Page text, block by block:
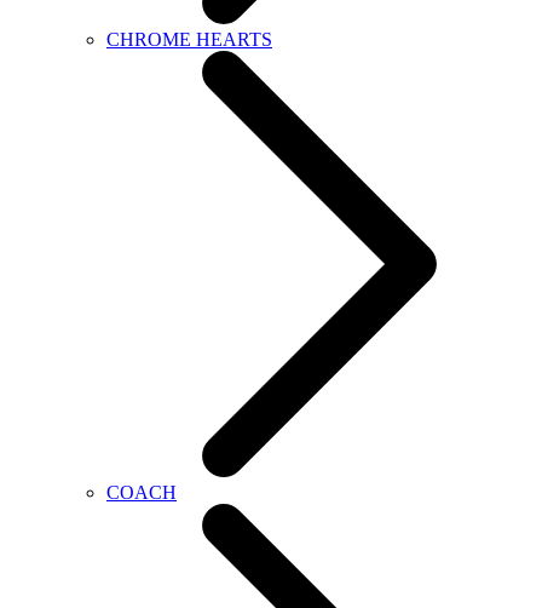
CHROME HEARTS
COACH